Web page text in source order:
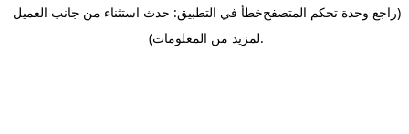
خطأ في التطبيق: حدث استثناء من جانب العميل(راجع وحدة تحكم المتصفح
لمزيد من المعلومات).